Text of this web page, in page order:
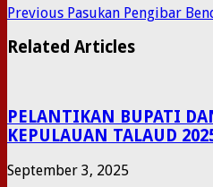
Previous Pasukan Pengibar
Related Articles
PELANTIKAN BUPATI
KEPULAUAN TALAUD
September 3, 2025